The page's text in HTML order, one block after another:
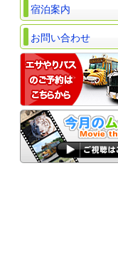
宿泊案内
お問い合わせ